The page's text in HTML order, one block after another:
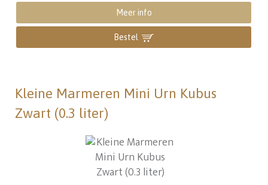
Meer info
Bestel
Kleine Marmeren Mini Urn Kubus
Zwart (0.3 liter)